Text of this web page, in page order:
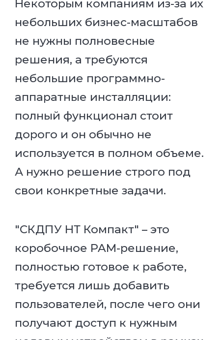
Некоторым компаниям из-за их
небольших бизнес-масштабов
не нужны полновесные
решения, а требуются
небольшие программно-
аппаратные инсталляции:
полный функционал стоит
дорого и он обычно не
используется в полном объеме.
А нужно решение строго под
свои конкретные задачи.
"СКДПУ НТ Компакт" – это
коробочное PAM-решение,
полностью готовое к работе,
требуется лишь добавить
пользователей, после чего они
получают доступ к нужным